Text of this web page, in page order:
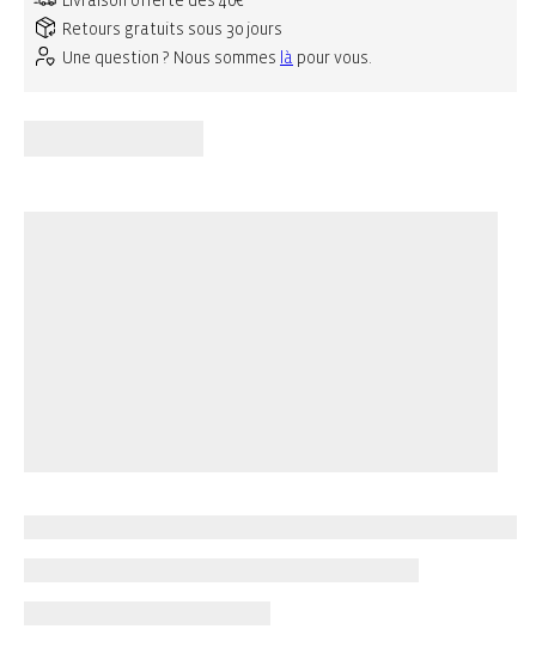
Retours gratuits sous 30 jours
Une question ? Nous sommes là pour vous.